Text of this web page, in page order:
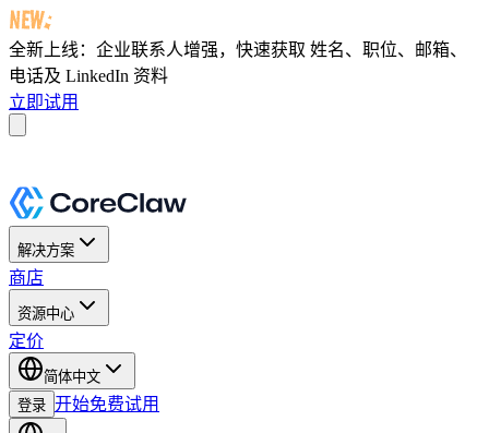
全新上线：企业联系人增强，快速获取 姓名、职位、邮箱、
电话及 LinkedIn 资料
立即试用
解决方案
商店
资源中心
定价
简体中文
登录 开始免费试用